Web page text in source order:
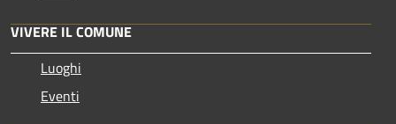
VIVERE IL COMUNE
Luoghi
Eventi